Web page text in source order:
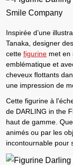
Inspirée d’une
Tanaka , designer
cette figurine met en
emblématique et
cheveux flottants
une impression de
Cette figurine à
de DARLING in the
haut de gamme.
animés ou par les
incontournable pour